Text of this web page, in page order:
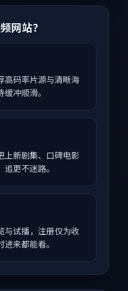
网站？
高码率片源与清晰海
冲顺滑。
上新剧集、口碑电影
更不迷路。
与试播，注册仅为收
来都能看。